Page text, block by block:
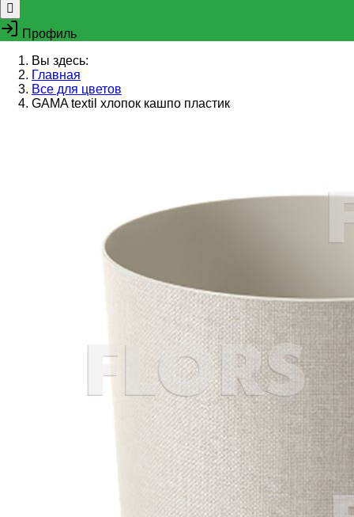
Профиль
Вы здесь:
Главная
Все для цветов
GAMA textil хлопок кашпо пластик